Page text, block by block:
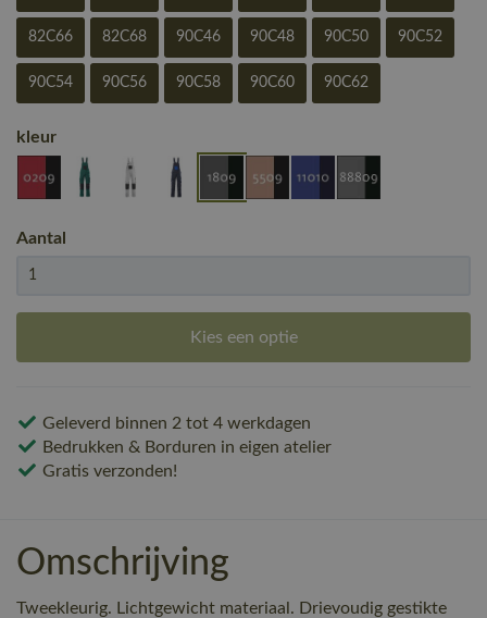
82C66 82C68 90C46 90C48 90C50 90C52
90C54 90C56 90C58 90C60 90C62
kleur
Aantal
Kies een optie
Geleverd binnen 2 tot 4 werkdagen
Bedrukken & Borduren in eigen atelier
Gratis verzonden!
Omschrijving
Tweekleurig. Lichtgewicht materiaal. Drievoudig gestikte